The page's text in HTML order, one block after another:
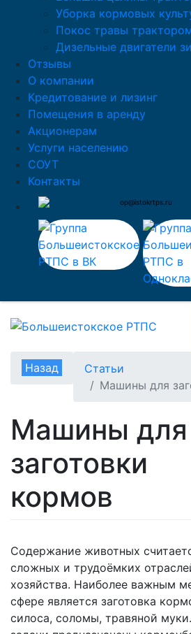
Уборка кормовых
Покос травы
Дизельные двигатели
Отзывы
О компании
Кредитование и лизинг
Помещения в аренду
Акционерам
Услуги населению
СОУТ
Контакты
op@istokrtps.ru
Назад
Статьи
Машины для
Машины для
заготовки
кормов
Содержание животных
сложных и трудоёмких
хозяйства. Наиболее важным
сфере является заготовка
силоса, соломы, травяной